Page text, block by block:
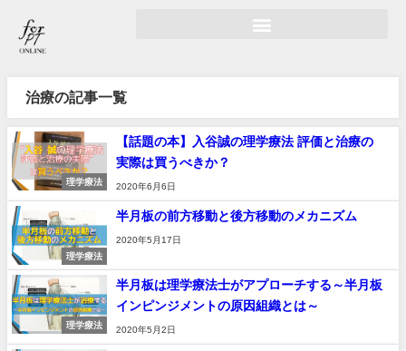
治療の記事一覧
理学療法
【話題の本】入谷誠の理学療法 評価と治療の
実際は買うべきか？
2020年6月6日
理学療法
半月板の前方移動と後方移動のメカニズム
2020年5月17日
理学療法
半月板は理学療法士がアプローチする～半月板
インピンジメントの原因組織とは～
2020年5月2日